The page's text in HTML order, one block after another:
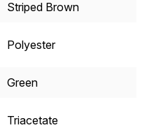
Striped Brown
Polyester
Green
Triacetate